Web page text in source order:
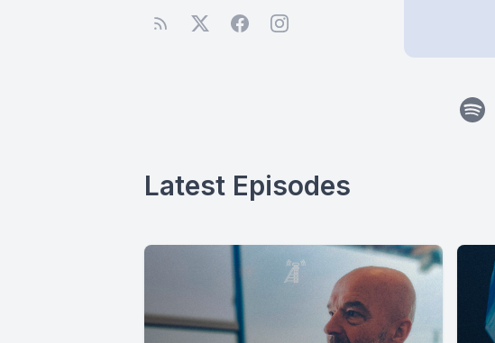
Latest Episodes